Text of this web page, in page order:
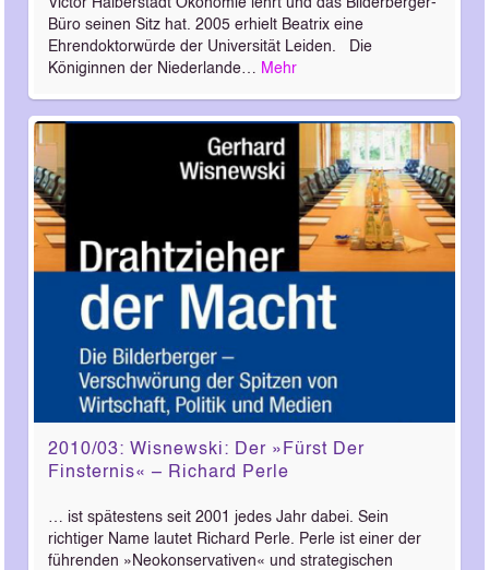
Victor Halberstadt Ökonomie lehrt und das Bilderberger-
Büro seinen Sitz hat. 2005 erhielt Beatrix eine
Ehrendoktorwürde der Universität Leiden. Die
Königinnen der Niederlande… Mehr
2010/03: Wisnewski: Der »Fürst Der
Finsternis« – Richard Perle
… ist spätestens seit 2001 jedes Jahr dabei. Sein
richtiger Name lautet Richard Perle. Perle ist einer der
führenden »Neokonservativen« und strategischen